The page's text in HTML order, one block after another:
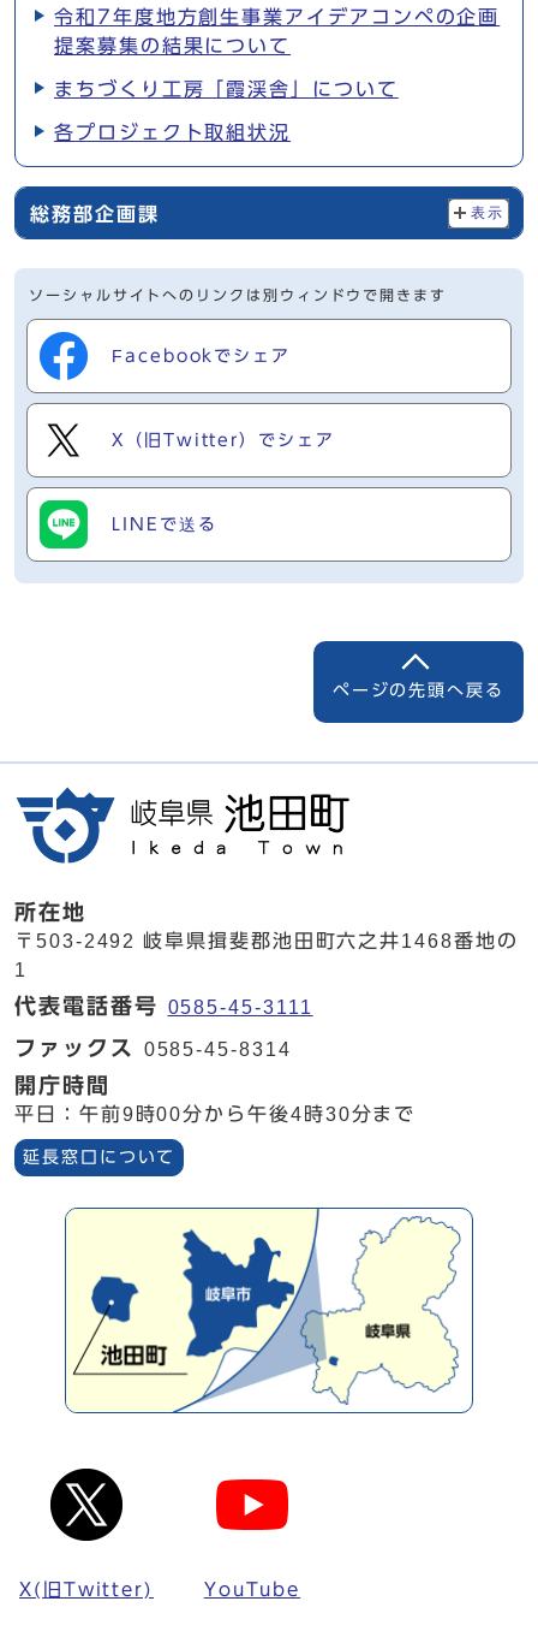
令和7年度地方創生事業アイデアコンペの企画
提案募集の結果について
まちづくり工房「霞渓舎」について
各プロジェクト取組状況
総務部企画課 表示
ソーシャルサイトへのリンクは別ウィンドウで開きます
Facebookでシェア
X（旧Twitter）でシェア
LINEで送る
ページの先頭へ戻る
所在地
〒503-2492 岐阜県揖斐郡池田町六之井1468番地の
1
代表電話番号 0585-45-3111
ファックス 0585-45-8314
開庁時間
平日：午前9時00分から午後4時30分まで
延長窓口について
X(旧Twitter) YouTube